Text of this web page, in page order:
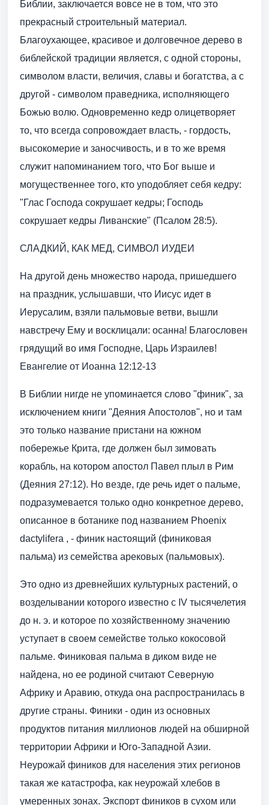
Библии, заключается вовсе не в том, что это
прекрасный строительный материал.
Благоухающее, красивое и долговечное дерево в
библейской традиции является, с одной стороны,
символом власти, величия, славы и богатства, а с
другой - символом праведника, исполняющего
Божью волю. Одновременно кедр олицетворяет
то, что всегда сопровождает власть, - гордость,
высокомерие и заносчивость, и в то же время
служит напоминанием того, что Бог выше и
могущественнее того, кто уподобляет себя кедру:
"Глас Господа сокрушает кедры; Господь
сокрушает кедры Ливанские" (Псалом 28:5).
СЛАДКИЙ, КАК МЕД, СИМВОЛ ИУДЕИ
На другой день множество народа, пришедшего
на праздник, услышавши, что Иисус идет в
Иерусалим, взяли пальмовые ветви, вышли
навстречу Ему и восклицали: осанна! Благословен
грядущий во имя Господне, Царь Израилев!
Евангелие от Иоанна 12:12-13
В Библии нигде не упоминается слово "финик", за
исключением книги "Деяния Апостолов", но и там
это только название пристани на южном
побережье Крита, где должен был зимовать
корабль, на котором апостол Павел плыл в Рим
(Деяния 27:12). Но везде, где речь идет о пальме,
подразумевается только одно конкретное дерево,
описанное в ботанике под названием Phoenix
dactylifera , - финик настоящий (финиковая
пальма) из семейства арековых (пальмовых).
Это одно из древнейших культурных растений, о
возделывании которого известно с IV тысячелетия
до н. э. и которое по хозяйственному значению
уступает в своем семействе только кокосовой
пальме. Финиковая пальма в диком виде не
найдена, но ее родиной считают Северную
Африку и Аравию, откуда она распространилась в
другие страны. Финики - один из основных
продуктов питания миллионов людей на обширной
территории Африки и Юго-Западной Азии.
Неурожай фиников для населения этих регионов
такая же катастрофа, как неурожай хлебов в
умеренных зонах. Экспорт фиников в сухом или